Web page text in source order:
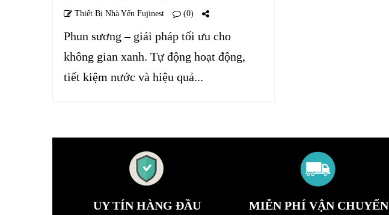
Thiết Bị Nhà Yến Fujinest (0)
Phun sương – giải pháp tối ưu cho
không gian xanh. Tự động hoạt động,
tiết kiệm nước và hiệu quả...
UY TÍN HÀNG ĐẦU
MIỄN PHÍ VẬN CHUYỂN